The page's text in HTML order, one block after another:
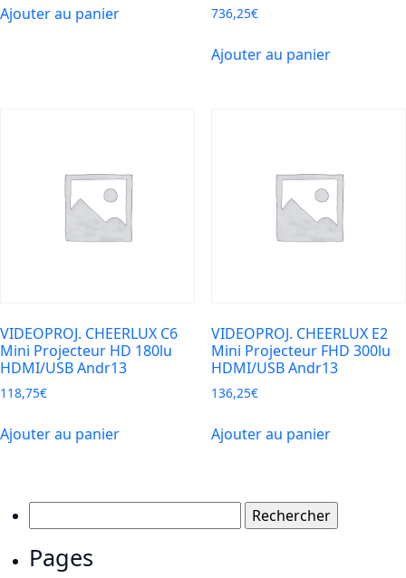
Ajouter au panier 736,25€
Ajouter au panier
VIDEOPROJ. CHEERLUX C6
Mini Projecteur HD 180lu
HDMI/USB Andr13
118,75€
Ajouter au panier
VIDEOPROJ. CHEERLUX E2
Mini Projecteur FHD 300lu
HDMI/USB Andr13
136,25€
Ajouter au panier
Pages